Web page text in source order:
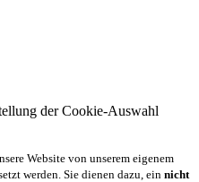
der Cookie-Auswahl
Website von unserem eigenem
werden. Sie dienen dazu, ein nicht